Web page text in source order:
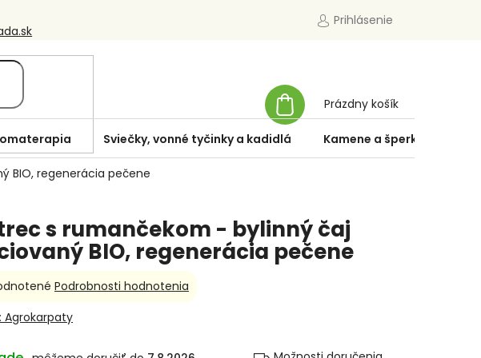
Prihlásenie
KOŠÍK
Prázdny košík
Sviečky, vonné tyčinky a kadidlá Kamene a šperky
BIO, regenerácia pečene
s rumančekom - bylinný čaj
BIO, regenerácia pečene
Podrobnosti hodnotenia
Agrokarpaty